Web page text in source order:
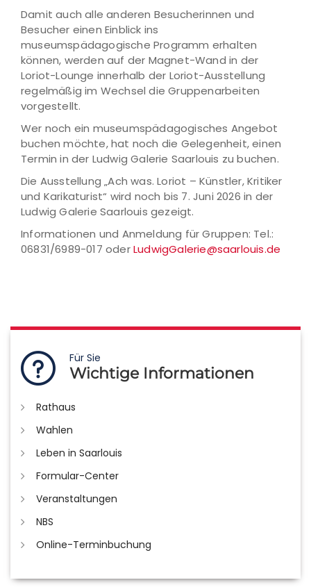
Damit auch alle anderen Besucherinnen und
Besucher einen Einblick ins
museumspädagogische Programm erhalten
können, werden auf der Magnet-Wand in der
Loriot-Lounge innerhalb der Loriot-Ausstellung
regelmäßig im Wechsel die Gruppenarbeiten
vorgestellt.
Wer noch ein museumspädagogisches Angebot
buchen möchte, hat noch die Gelegenheit, einen
Termin in der Ludwig Galerie Saarlouis zu buchen.
Die Ausstellung „Ach was. Loriot – Künstler, Kritiker
und Karikaturist“ wird noch bis 7. Juni 2026 in der
Ludwig Galerie Saarlouis gezeigt.
Informationen und Anmeldung für Gruppen: Tel.:
06831/6989-017 oderLudwigGalerie@saarlouis.de
Für Sie
Wichtige Informationen
Rathaus
Wahlen
Leben in Saarlouis
Formular-Center
Veranstaltungen
NBS
Online-Terminbuchung